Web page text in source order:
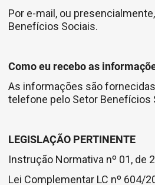
Por e-mail, ou
Benefícios Sociais.
Como eu recebo as
As informações são
telefone pelo Setor Benefícios
LEGISLAÇÃO PERTINENTE
Instrução Normativa nº 01, de
Lei Complementar LC nº 604/